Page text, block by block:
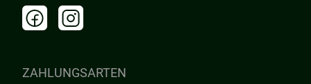
ZAHLUNGSARTEN